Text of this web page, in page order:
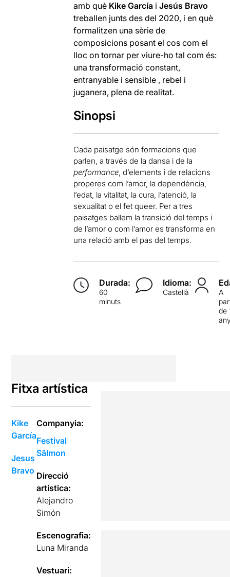
amb què Kike García i Jesús Bravo
treballen junts des del 2020, i en què
formalitzen una sèrie de
composicions posant el cos com el
lloc on tornar per viure-ho tal com és:
una transformació constant,
entranyable i sensible , rebel i
juganera, plena de realitat.
Sinopsi
Cada paisatge són formacions que
parlen, a través de la dansa i de la
performance, d’elements i de relacions
properes com l’amor, la dependència,
l’edat, la vitalitat, la cura, l’atenció, la
sexualitat o el fet queer. Per a tres
paisatges ballem la transició del temps i
de l’amor o com l’amor es transforma en
una relació amb el pas del temps.
Durada:
60
minuts
Idioma:
Castellà
A
de
Fitxa artística
Kike
García
Jesus
Bravo
Companyia:
Festival
Sâlmon
Direcció
artística:
Alejandro
Simón
Escenografia:
Luna Miranda
Vestuari: